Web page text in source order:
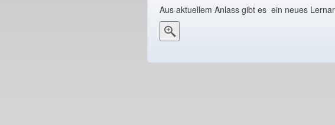
Aus aktuellem Anlass gibt es ein neues